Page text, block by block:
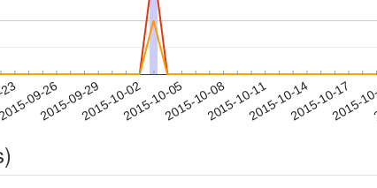
09-26
2015-09-292015-10-022015-10-052015-10-082015-10-112015-10-142015-10-17
2015-